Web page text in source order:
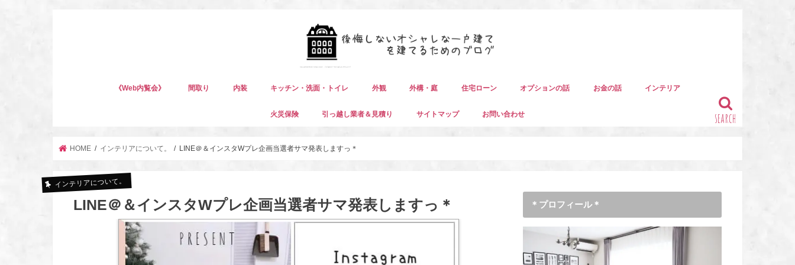
search
《Web内覧会》 間取り 内装 キッチン・洗面・トイレ 外観 外構・庭 住宅ローン オプションの話 お金の話 インテリア
火災保険 引っ越し業者＆見積り サイトマップ お問い合わせ
HOME インテリアについて。 LINE＠＆インスタWプレ企画当選者サマ発表しますっ＊
インテリアについて。
LINE＠＆インスタWプレ企画当選者サマ発表しますっ＊ ＊プロフィール＊